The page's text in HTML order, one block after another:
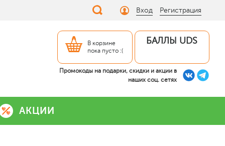
Вход Регистрация
В корзине
пока пусто :(
БАЛЛЫ UDS
Промокоды на подарки, скидки и акции в
наших соц. сетях
АКЦИИ